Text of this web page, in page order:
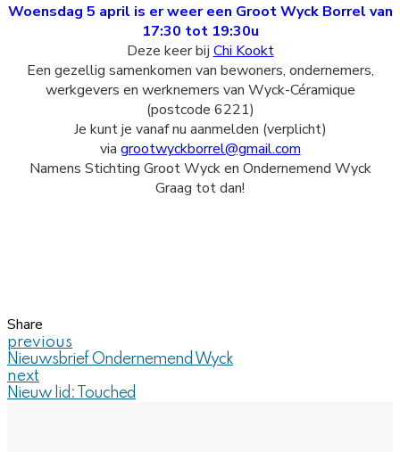
Woensdag 5 april is er weer een Groot Wyck Borrel van
17:30 tot 19:30u
Deze keer bij Chi Kookt
Een gezellig samenkomen van bewoners, ondernemers,
werkgevers en werknemers van Wyck-Céramique
(postcode 6221)
Je kunt je vanaf nu aanmelden (verplicht)
via grootwyckborrel@gmail.com
Namens Stichting Groot Wyck en Ondernemend Wyck
Graag tot dan!
Share
previous
Nieuwsbrief Ondernemend Wyck
next
Nieuw lid: Touched